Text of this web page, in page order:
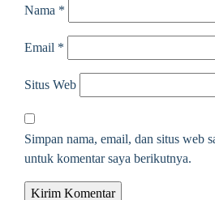
Nama *
Email *
Situs Web
Simpan nama, email, dan situs web
untuk komentar saya berikutnya.